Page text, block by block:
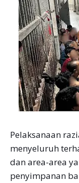
Pelaksanaan
menyeluruh
dan area-area
penyimpanan